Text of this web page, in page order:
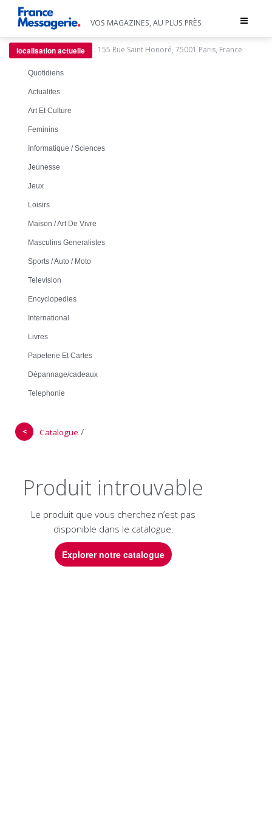
Toggle
VOS MAGAZINES, AU PLUS PRÈS
localisation actuelle : 155 Rue Saint Honoré, 75001 Paris, France
Quotidiens
Actualites
Art Et Culture
Feminins
Informatique / Sciences
Jeunesse
Jeux
Loisirs
Maison / Art De Vivre
Masculins Generalistes
Sports / Auto / Moto
Television
Encyclopedies
International
Livres
Papeterie Et Cartes
Dépannage/cadeaux
Telephonie
＜ Catalogue /
Produit introuvable
Le produit que vous cherchez n’est pas
disponible dans le catalogue.
Explorer notre catalogue